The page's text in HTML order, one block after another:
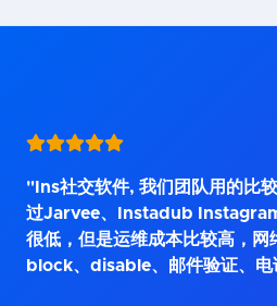
"Ins社交软件, 我们团队用的比
过Jarvee、Instadub
很低，但是运维成本比较高，网
block、disable、邮件验证、电